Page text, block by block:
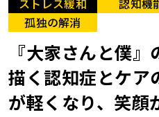
ストレス緩和 認知機
孤独の解消
『大家さんと僕
描く認知症とケア
が軽くなり、笑顔